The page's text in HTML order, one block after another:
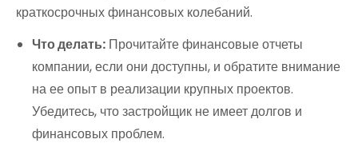
краткосрочных финансовых колебаний.
Что делать: Прочитайте финансовые отчеты
компании, если они доступны, и обратите внимание
на ее опыт в реализации крупных проектов.
Убедитесь, что застройщик не имеет долгов и
финансовых проблем.